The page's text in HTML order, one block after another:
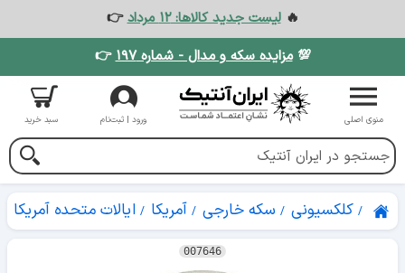
🔥لیست جدید کالاها: ۱۲ مرداد
👉
💯مزایده سکه و مدال - شماره ۱۹۷ 👉
منوی اصلی ورود | ثبت‌نام سبد خرید
کلکسیونی سکه خارجی آمریکا ایالات متحده آمریکا
007646